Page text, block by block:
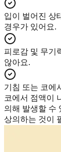
입이 벌어진 상
경우가 있어요.
피로감 및 무기
않아요.
기침 또는 코에
코에서 점액이
의해 발생할 수
상의하는 것이